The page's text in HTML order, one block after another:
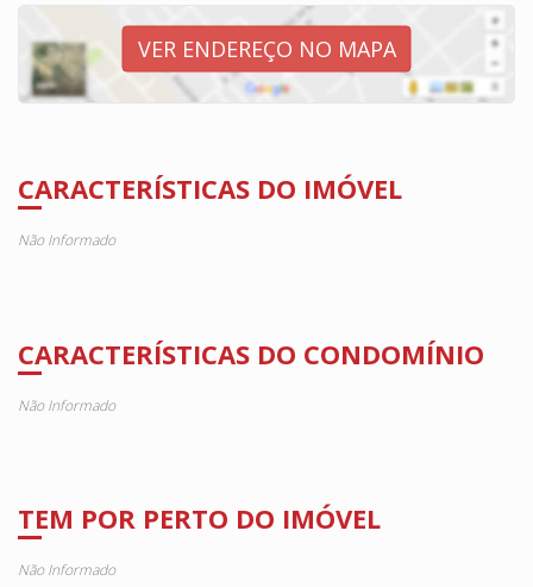
VER ENDEREÇO NO MAPA
CARACTERÍSTICAS DO IMÓVEL
Não Informado
CARACTERÍSTICAS DO CONDOMÍNIO
Não Informado
TEM POR PERTO DO IMÓVEL
Não Informado